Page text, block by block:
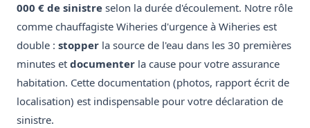
000 € de sinistre selon la durée d'écoulement. Notre rôle
comme chauffagiste Wiheries d'urgence à Wiheries est
double : stopper la source de l'eau dans les 30 premières
minutes et documenter la cause pour votre assurance
habitation. Cette documentation (photos, rapport écrit de
localisation) est indispensable pour votre déclaration de
sinistre.